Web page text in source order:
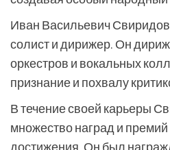
Иван Васильевич Свиридов
солист и дирижер. Он
оркестров и вокальных
признание и похвалу
В течение своей карьеры
множество наград и
достижения. Он был